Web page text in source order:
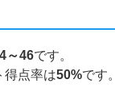
～46です。
得点率は50%です。